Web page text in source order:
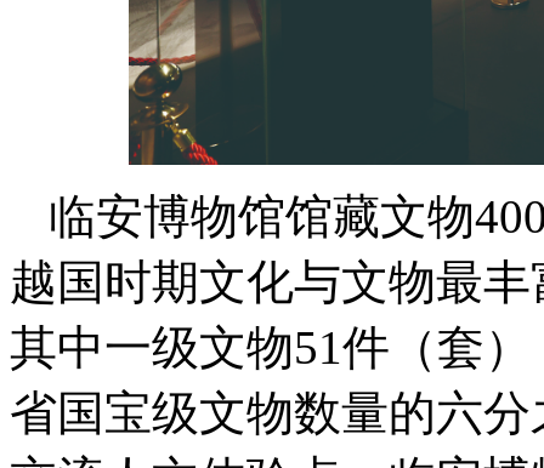
临安博物馆馆藏文物
越国时期文化与文物最
其中一级文物51件（套
省国宝级文物数量的六